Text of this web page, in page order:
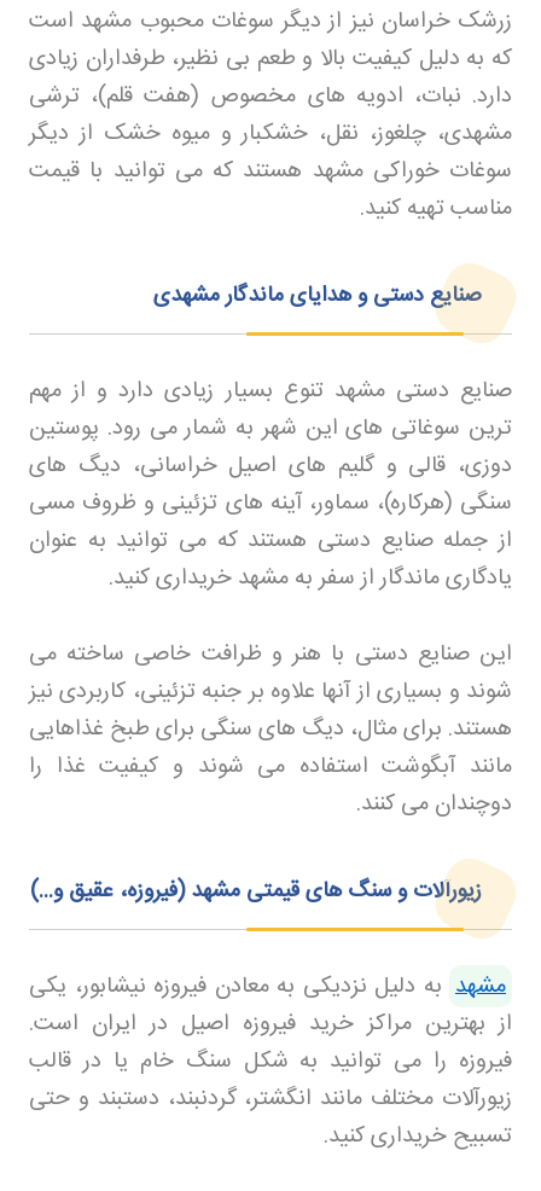
زرشک خراسان نیز از دیگر سوغات محبوب مشهد است
که به دلیل کیفیت بالا و طعم بی نظیر، طرفداران زیادی
دارد. نبات، ادویه های مخصوص (هفت قلم)، ترشی
مشهدی، چلغوز، نقل، خشکبار و میوه خشک از دیگر
سوغات خوراکی مشهد هستند که می توانید با قیمت
مناسب تهیه کنید.
صنایع دستی و هدایای ماندگار مشهدی
صنایع دستی مشهد تنوع بسیار زیادی دارد و از مهم
ترین سوغاتی های این شهر به شمار می رود. پوستین
دوزی، قالی و گلیم های اصیل خراسانی، دیگ های
سنگی (هرکاره)، سماور، آینه های تزئینی و ظروف مسی
از جمله صنایع دستی هستند که می توانید به عنوان
یادگاری ماندگار از سفر به مشهد خریداری کنید.
این صنایع دستی با هنر و ظرافت خاصی ساخته می
شوند و بسیاری از آنها علاوه بر جنبه تزئینی، کاربردی نیز
هستند. برای مثال، دیگ های سنگی برای طبخ غذاهایی
مانند آبگوشت استفاده می شوند و کیفیت غذا را
دوچندان می کنند.
زیورآلات و سنگ های قیمتی مشهد (فیروزه، عقیق و...)
مشهد به دلیل نزدیکی به معادن فیروزه نیشابور، یکی
از بهترین مراکز خرید فیروزه اصیل در ایران است.
فیروزه را می توانید به شکل سنگ خام یا در قالب
زیورآلات مختلف مانند انگشتر، گردنبند، دستبند و حتی
تسبیح خریداری کنید.